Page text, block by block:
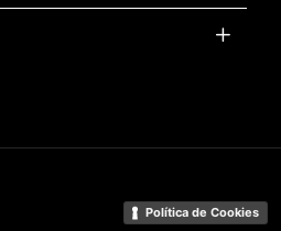
Política de Cookies